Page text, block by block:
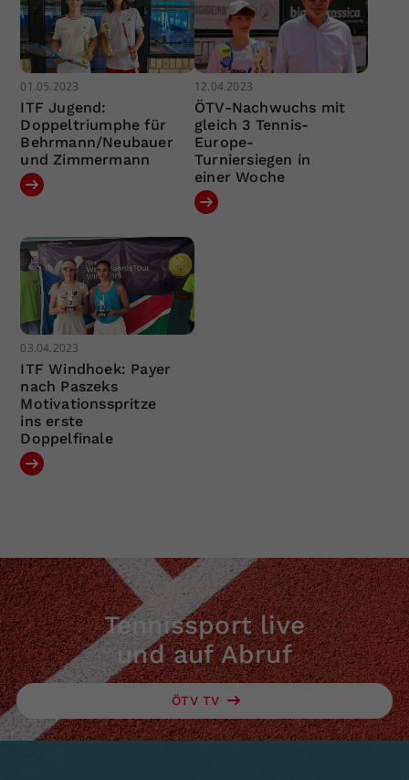
01.05.2023
ITF Jugend:
Doppeltriumphe für
Behrmann/Neubauer
und Zimmermann
12.04.2023
ÖTV-Nachwuchs mit
gleich 3 Tennis-
Europe-
Turniersiegen in
einer Woche
03.04.2023
ITF Windhoek: Payer
nach Paszeks
Motivationsspritze
ins erste
Doppelfinale
Tennissport live
und auf Abruf
ÖTV TV